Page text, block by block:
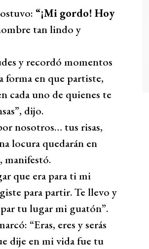
“¡Mi gordo! Hoy
tan lindo y
y recordó momentos
forma en que partiste,
cada uno de quienes te
dijo.
nosotros… tus risas,
locura quedarán en
manifestó.
que era para ti mi
para partir. Te llevo y
tu lugar mi guatón”.
“Eras, eres y serás
dije en mi vida fue tu